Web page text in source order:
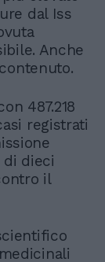
dal Iss
Anche
487.218
registrati
dieci
il